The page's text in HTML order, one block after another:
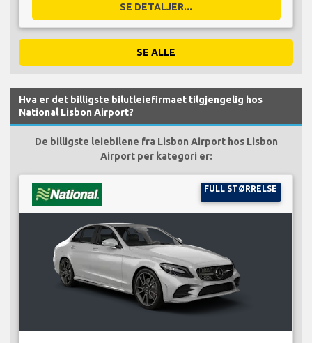
SE DETALJER...
SE ALLE
Hva er det billigste bilutleiefirmaet tilgjengelig hos
National Lisbon Airport?
De billigste leiebilene fra Lisbon Airport hos Lisbon
Airport per kategori er:
FULL STØRRELSE